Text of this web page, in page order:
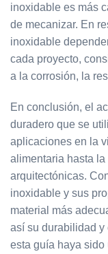
inoxidable es más
de mecanizar. En
inoxidable
cada proyecto,
a la corrosión, la
En conclusión, el
duradero que se
aplicaciones en la
alimentaria hasta
arquitectónicas.
inoxidable y sus
material más
así su durabilidad y
esta guía haya